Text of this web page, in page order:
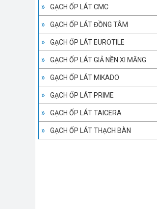
GẠCH ỐP LÁT CMC
GẠCH ỐP LÁT ĐỒNG TÂM
GẠCH ỐP LÁT EUROTILE
GẠCH ỐP LÁT GIẢ NỀN XI MĂNG
GẠCH ỐP LÁT MIKADO
GẠCH ỐP LÁT PRIME
GẠCH ỐP LÁT TAICERA
GẠCH ỐP LÁT THẠCH BÀN